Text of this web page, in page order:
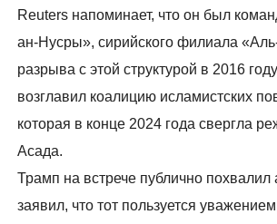
Reuters напоминает, что он был
ан-Нусры», сирийского филиала
разрыва с этой структурой в 2016
возглавил коалицию исламистских
которая в конце 2024 года свергла
Асада.
Трамп на встрече публично
заявил, что тот пользуется